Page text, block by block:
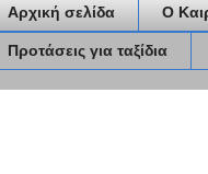
Αρχική σελίδα Ο
Προτάσεις για ταξίδια